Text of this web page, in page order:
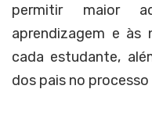
permitir maior
aprendizagem e às
cada estudante,
dos pais no